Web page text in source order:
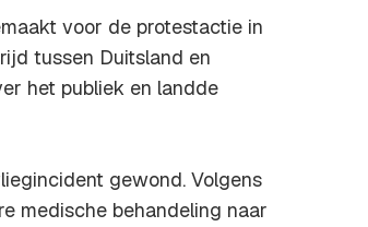
voor de protestactie in
tussen Duitsland en
het publiek en landde
gewond. Volgens
medische behandeling naar